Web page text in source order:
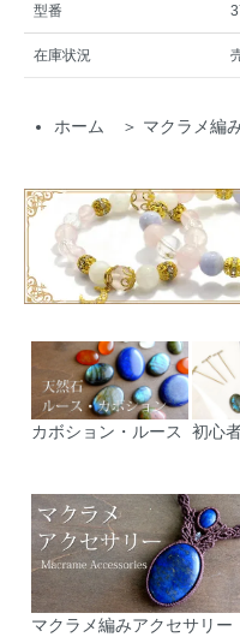
型番
在庫状況
ホーム ＞ マクラメ編
カボション・ルース 初心
マクラメ編みアクセサリー